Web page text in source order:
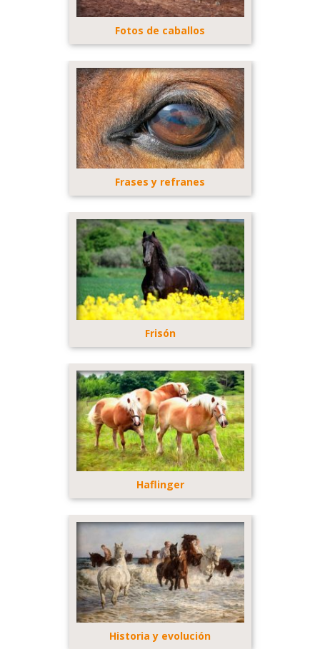
Fotos de caballos
Frases y refranes
Frisón
Haflinger
Historia y evolución